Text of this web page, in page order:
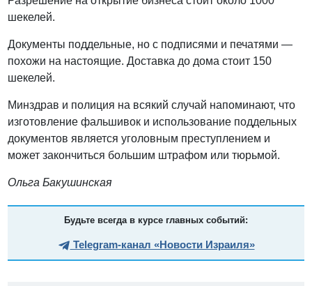
шекелей.
Документы поддельные, но с подписями и печатями —
похожи на настоящие. Доставка до дома стоит 150
шекелей.
Минздрав и полиция на всякий случай напоминают, что
изготовление фальшивок и использование поддельных
документов является уголовным преступлением и
может закончиться большим штрафом или тюрьмой.
Ольга Бакушинская
Будьте всегда в курсе главных событий:
Telegram-канал «Новости Израиля»